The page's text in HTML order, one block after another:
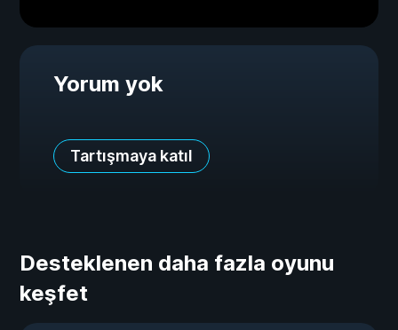
Yorum yok
Tartışmaya katıl
Desteklenen daha fazla oyunu
keşfet